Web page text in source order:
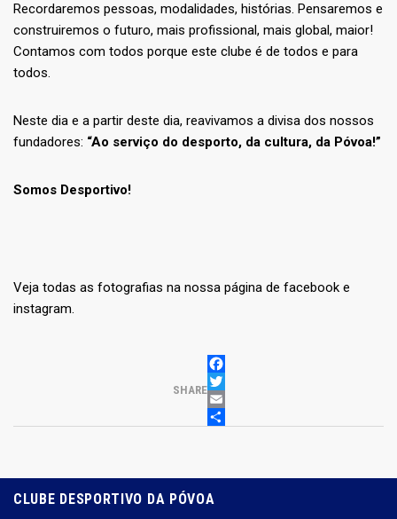
Recordaremos pessoas, modalidades, histórias. Pensaremos e
construiremos o futuro, mais profissional, mais global, maior!
Contamos com todos porque este clube é de todos e para
todos.
Neste dia e a partir deste dia, reavivamos a divisa dos nossos
fundadores: “Ao serviço do desporto, da cultura, da Póvoa!”
Somos Desportivo!
Veja todas as fotografias na nossa página de facebook e
instagram.
SHARE
FACEBOOK
TWITTER
EMAIL
PARTILHAR
CLUBE DESPORTIVO DA PÓVOA